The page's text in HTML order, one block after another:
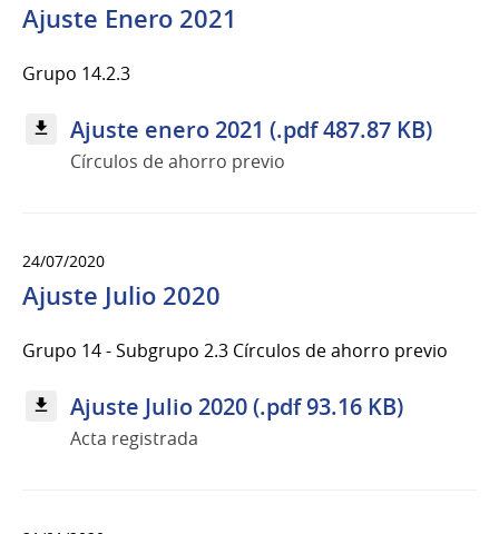
Ajuste Enero 2021
Grupo 14.2.3
Ajuste enero 2021 (.pdf 487.87 KB)
Círculos de ahorro previo
24/07/2020
Ajuste Julio 2020
Grupo 14 - Subgrupo 2.3 Círculos de ahorro previo
Ajuste Julio 2020 (.pdf 93.16 KB)
Acta registrada